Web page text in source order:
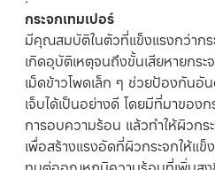
กระจกเทมเปอร์
มีคุณสมบัติในตัวที่แข็งแรงกว่ากร
เกิดอุบัติเหตุจนถึงขั้นเสียหายกร
เม็ดข้าวโพดเล็ก ๆ ช่วยป้องกันอัน
เจ็บได้เป็นอย่างดี โดยมีที่มาของ
การอบความร้อน แล้วทำให้ผิวกร
เพื่อสร้างแรงอัดที่ผิวกระจกให้แข็